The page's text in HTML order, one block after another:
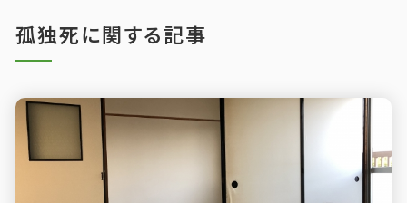
孤独死に関する記事